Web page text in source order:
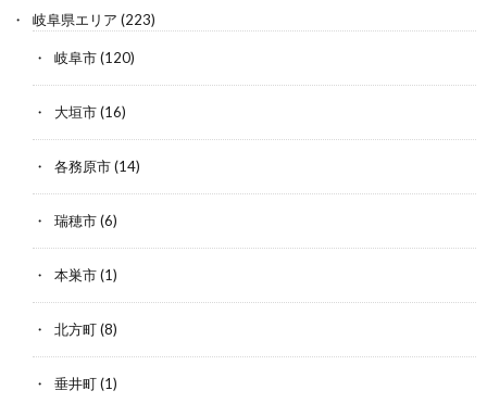
岐阜県エリア (223)
岐阜市(120)
大垣市(16)
各務原市(14)
瑞穂市(6)
本巣市(1)
北方町(8)
垂井町(1)